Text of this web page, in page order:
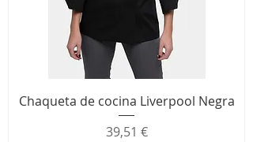
Chaqueta de cocina Liverpool Negra
Precio
39,51 €